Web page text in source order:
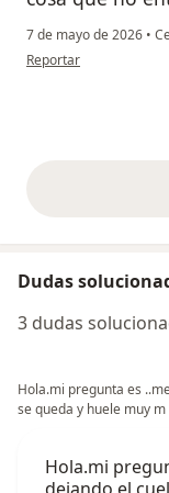
7 de mayo de 2026 •
en opinión del usuario
Reportar
Dudas
3 dudas
Hola.mi pregunta es
se queda y huele muy m
Hola.mi